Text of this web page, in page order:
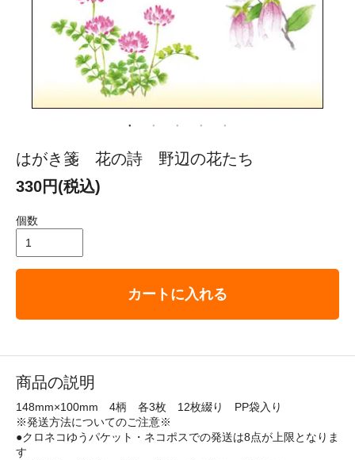
はがき箋 花の詩 野辺の花たち
330円(税込)
個数
カートに入れる
商品の説明
148mm×100mm 4柄 各3枚 12枚綴り PP袋入り
※発送方法についてのご注意※
●クロネコゆうパケット・ネコポスでの発送は8点が上限となりま
す